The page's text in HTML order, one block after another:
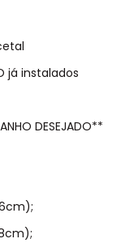
já instalados
DESEJADO**